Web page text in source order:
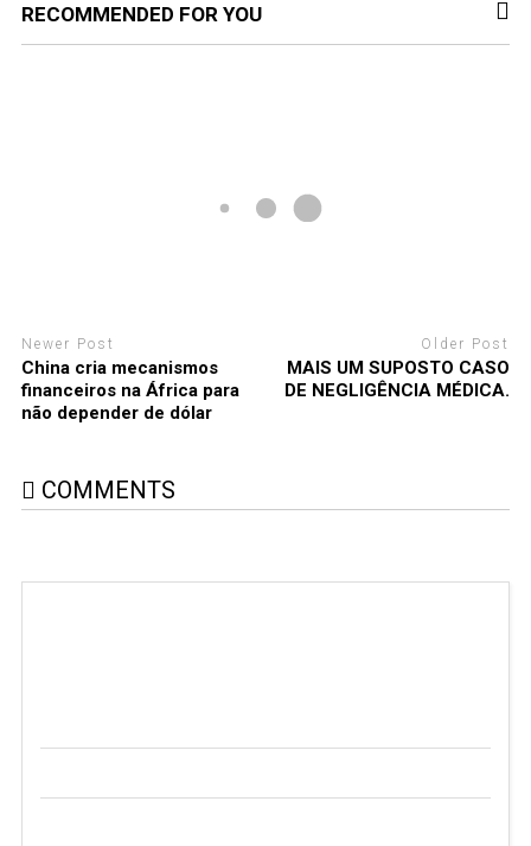
RECOMMENDED FOR YOU
Newer Post
China cria mecanismos
financeiros na África para
não depender de dólar
Older Post
MAIS UM SUPOSTO CASO
DE NEGLIGÊNCIA MÉDICA.
COMMENTS